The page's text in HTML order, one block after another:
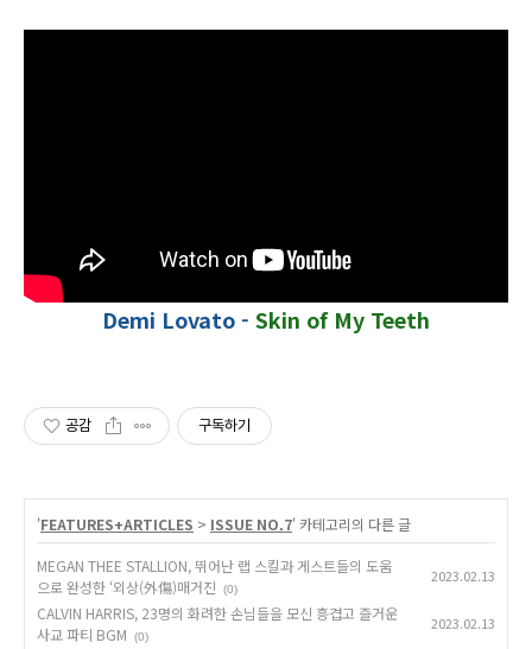
Demi Lovato - Skin of My Teeth
공감 구독하기
'FEATURES+ARTICLES > ISSUE NO.7' 카테고리의 다른 글
MEGAN THEE STALLION, 뛰어난 랩 스킬과 게스트들의 도움
으로 완성한 ‘외상(外傷)매거진
(0)
2023.02.13
CALVIN HARRIS, 23명의 화려한 손님들을 모신 흥겹고 즐거운
사교 파티 BGM
(0)
2023.02.13